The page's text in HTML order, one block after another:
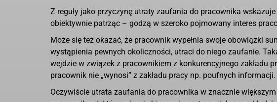
Z reguły jako przyczynę utraty zaufania do pracownika
obiektywnie patrząc – godzą w szeroko pojmowany interes
Może się też okazać, że pracownik wypełnia swoje obowiązki
wystąpienia pewnych okoliczności, utraci do niego zaufanie.
wejdzie w związek z pracownikiem z konkurencyjnego zakładu
pracownik nie „wynosi” z zakładu pracy np. poufnych informacji.
Oczywiście utrata zaufania do pracownika w znacznie